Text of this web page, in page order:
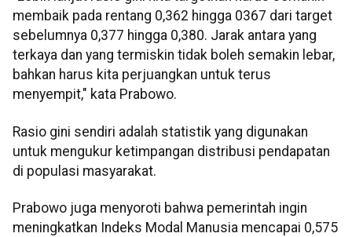
membaik pada rentang 0,362 hingga 0367 dari target
sebelumnya 0,377 hingga 0,380. Jarak antara yang
terkaya dan yang termiskin tidak boleh semakin lebar,
bahkan harus kita perjuangkan untuk terus
menyempit," kata Prabowo.
Rasio gini sendiri adalah statistik yang digunakan
untuk mengukur ketimpangan distribusi pendapatan
di populasi masyarakat.
Prabowo juga menyoroti bahwa pemerintah ingin
meningkatkan Indeks Modal Manusia mencapai 0,575